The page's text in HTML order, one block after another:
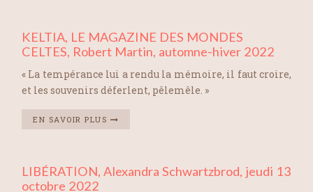
KELTIA, LE MAGAZINE DES MONDES
CELTES, Robert Martin, automne-hiver 2022
« La tempérance lui a rendu la mémoire, il faut croire,
et les souvenirs déferlent, pêlemêle. »
EN SAVOIR PLUS
LIBÉRATION, Alexandra Schwartzbrod, jeudi 13
octobre 2022